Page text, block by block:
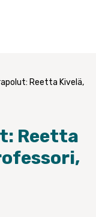
Reetta Kivelä,
Reetta